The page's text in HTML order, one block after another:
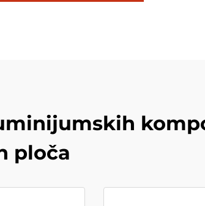
ploča